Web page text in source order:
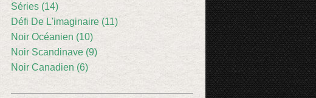
Séries (14)
Défi De L'imaginaire (11)
Noir Océanien (10)
Noir Scandinave (9)
Noir Canadien (6)